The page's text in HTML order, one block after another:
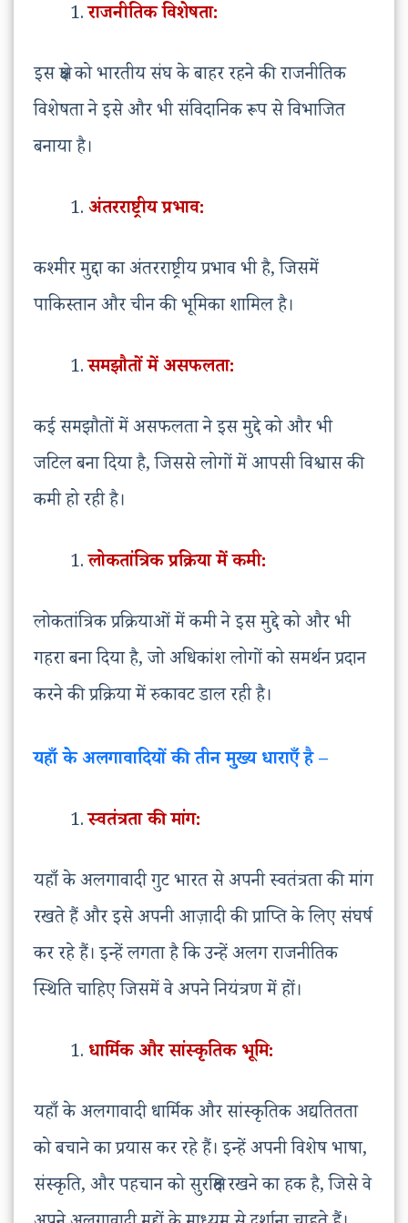
राजनीतिक विशेषता:
इस क्षेत्र को भारतीय संघ के बाहर रहने की राजनीतिक
विशेषता ने इसे और भी संविदानिक रूप से विभाजित
बनाया है।
अंतरराष्ट्रीय प्रभाव:
कश्मीर मुद्दा का अंतरराष्ट्रीय प्रभाव भी है, जिसमें
पाकिस्तान और चीन की भूमिका शामिल है।
समझौतों में असफलता:
कई समझौतों में असफलता ने इस मुद्दे को और भी
जटिल बना दिया है, जिससे लोगों में आपसी विश्वास की
कमी हो रही है।
लोकतांत्रिक प्रक्रिया में कमी:
लोकतांत्रिक प्रक्रियाओं में कमी ने इस मुद्दे को और भी
गहरा बना दिया है, जो अधिकांश लोगों को समर्थन प्रदान
करने की प्रक्रिया में रुकावट डाल रही है।
यहाँ के अलगावादियों की तीन मुख्य धाराएँ है –
स्वतंत्रता की मांग:
यहाँ के अलगावादी गुट भारत से अपनी स्वतंत्रता की मांग
रखते हैं और इसे अपनी आज़ादी की प्राप्ति के लिए संघर्ष
कर रहे हैं। इन्हें लगता है कि उन्हें अलग राजनीतिक
स्थिति चाहिए जिसमें वे अपने नियंत्रण में हों।
धार्मिक और सांस्कृतिक भूमि:
यहाँ के अलगावादी धार्मिक और सांस्कृतिक अद्यतितता
को बचाने का प्रयास कर रहे हैं। इन्हें अपनी विशेष भाषा,
संस्कृति, और पहचान को सुरक्षित रखने का हक है, जिसे वे